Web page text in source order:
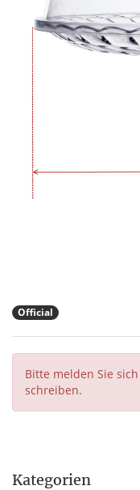
Official
Bitte melden Sie
schreiben.
Kategorien